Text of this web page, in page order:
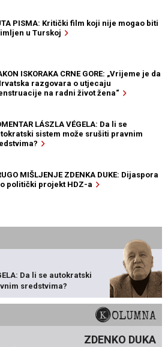
PISMA: Kritički film koji nije mogao biti
u Turskoj
ISKORAKA CRNE GORE: „Vrijeme je da
razgovara o utjecaju
na radni život žena“
LÁSZLA VÉGELA: Da li se
sistem može srušiti pravnim
MIŠLJENJE ZDENKA DUKE: Dijaspora
politički projekt HDZ-a
Da li se autokratski
sredstvima?
KOLUMNA
ZDENKO DUKA